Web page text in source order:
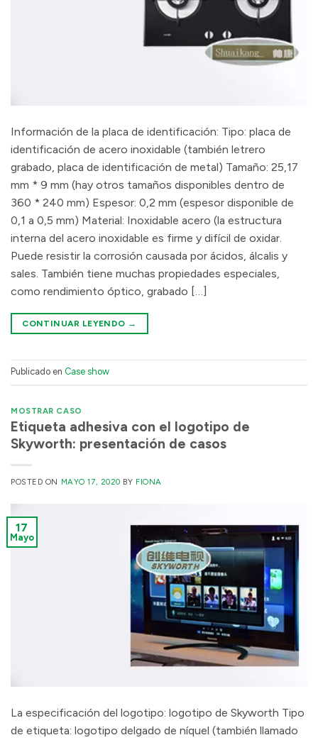
Información de la placa de identificación: Tipo: placa de
identificación de acero inoxidable (también letrero
grabado, placa de identificación de metal) Tamaño: 25,17
mm * 9 mm (hay otros tamaños disponibles dentro de
360 * 240 mm) Espesor: 0,2 mm (espesor disponible de
0,1 a 0,5 mm) Material: Inoxidable acero (la estructura
interna del acero inoxidable es firme y difícil de oxidar.
Puede resistir la corrosión causada por ácidos, álcalis y
sales. También tiene muchas propiedades especiales,
como rendimiento óptico, grabado […]
CONTINUAR LEYENDO →
Publicado en Case show
MOSTRAR CASO
Etiqueta adhesiva con el logotipo de
Skyworth: presentación de casos
POSTED ON MAYO 17, 2020 BY FIONA
17
Mayo
La especificación del logotipo: logotipo de Skyworth Tipo
de etiqueta: logotipo delgado de níquel (también llamado